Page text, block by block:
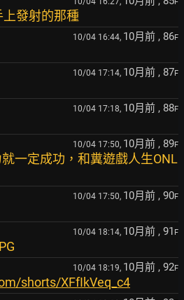
發射的那種
10/04 16:44, 10月前 , 86F
10/04 17:14, 10月前 , 87F
10/04 17:18, 10月前 , 88F
10/04 17:50, 10月前 , 89F
一定成功，和糞遊戲人生ONL
10/04 17:50, 10月前 , 90F
10/04 18:14, 10月前 , 91 F
10/04 18:19, 10月前 , 92F
shorts/XFfIkVeq_c4